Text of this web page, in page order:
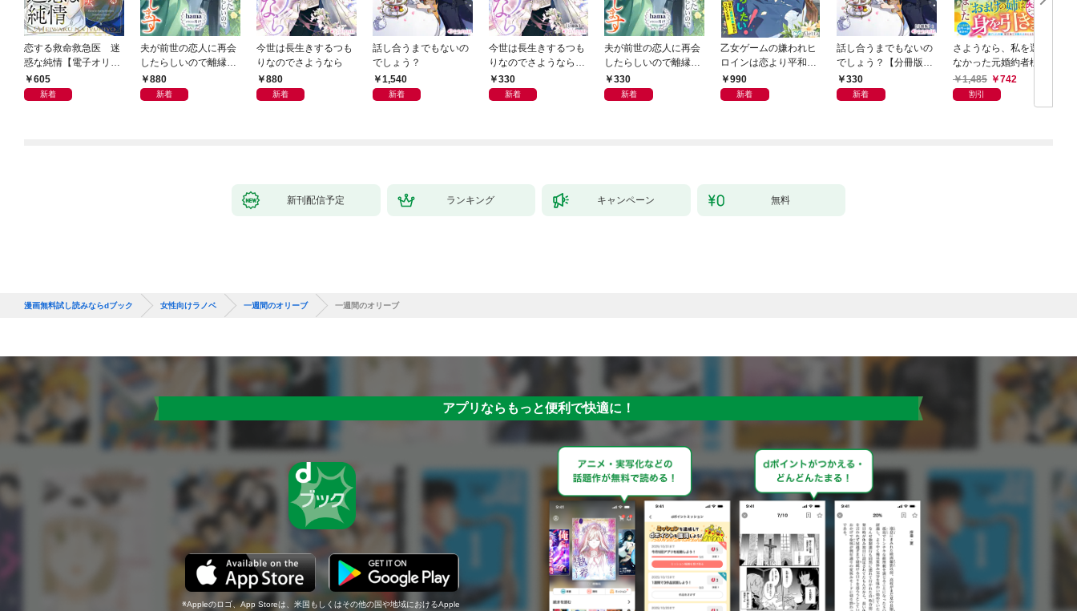
恋する救命救急医 迷
惑な純情【電子オリジ
ナル】
605
新着
夫が前世の恋人に再会
したらしいので離縁し
ます880
新着
今世は長生きするつも
りなのでさようなら
880
新着
話し合うまでもないの
でしょう？
1,540
新着
今世は長生きするつも
りなのでさようなら
【分冊版】1
330
新着
夫が前世の恋人に再会
したらしいので離縁し
ます【分冊版】1
330
新着
乙女ゲームの嫌われヒ
ロインは恋より平和に
暮らしたい！（なのに
攻略対象たちがついて
990
新着
話し合うまでもないの
でしょう？【分冊版】
1 330
新着
さようなら、私を選ば
なかった元婚約者様。
一夜で大国君主の身ご
もり妃になりました
【電子限定SS付き】
1,485 742
割引
新刊配信予定 ランキング キャンペーン 無料
漫画無料試し読みならdブック 女性向けラノベ 一週間のオリーブ 一週間のオリーブ
アプリならもっと便利で快適に！
Appleのロゴ、App Storeは、米国もしくはその他の国や地域におけるApple